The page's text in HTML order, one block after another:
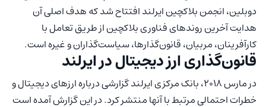
دوبلین، انجمن بلاکچین ایرلند افتتاح شد که هدف اصلی آن
هدایت آخرین روندهای فناوری بلاکچین از طریق تعامل با
کارآفرینان، مربیان، قانون‌گذارها، سیاست‌گذاران و غیره است.
قانون‌گذاری ارز دیجیتال در ایرلند
در مارس 2018، بانک مرکزی ایرلند گزارشی درباره ارزهای دیجیتال و
خطرات احتمالی مرتبط با آنها منتشر کرد. در این گزارش آمده است